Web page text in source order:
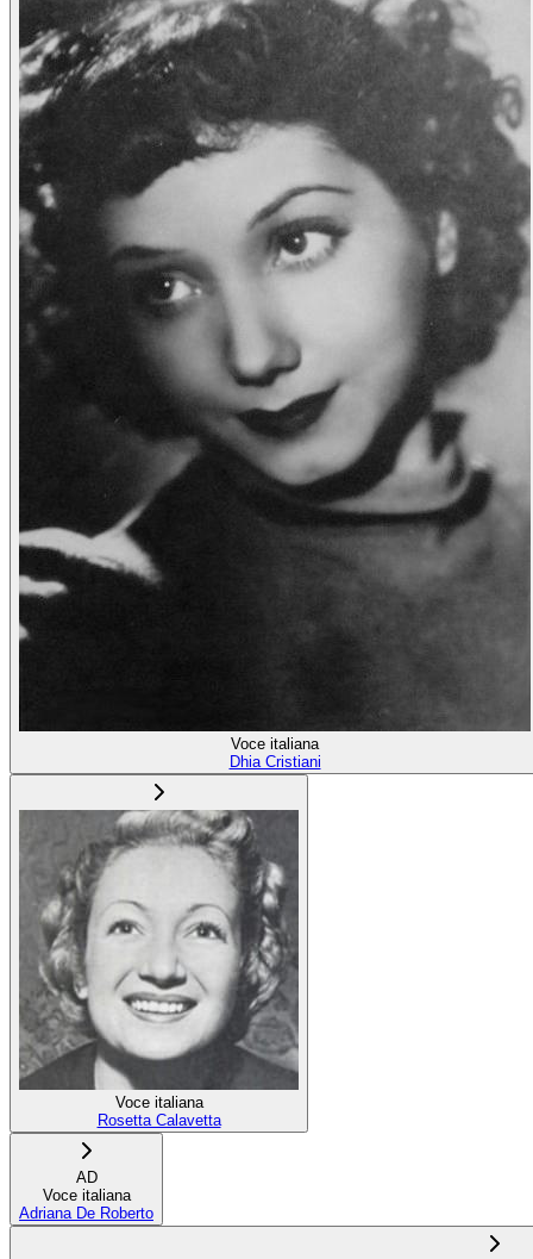
Voce italiana
Dhia Cristiani
Voce italiana
Rosetta Calavetta
AD
Voce italiana
Adriana De Roberto